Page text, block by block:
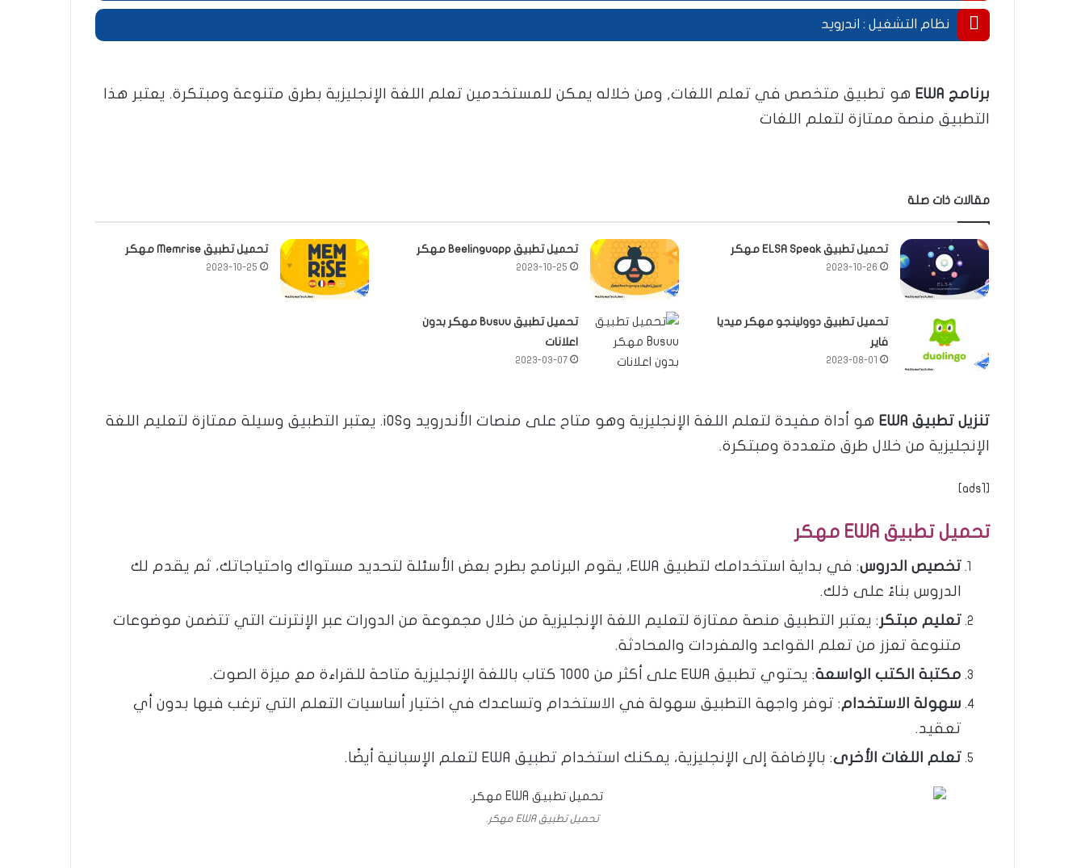
.
نظام التشغيل : اندرويد
برنامج EWA
هو تطبيق متخصص في تعلم اللغات, ومن خلاله يمكن للمستخدمين تعلم اللغة الإنجليزية بطرق متنوعة ومبتكرة. يعتبر هذا
التطبيق منصة ممتازة لتعلم اللغات
مقالات ذات صلة
تحميل تطبيق ELSA Speak مهكر
2023-10-26
تحميل تطبيق Beelinguapp مهكر
2023-10-25
تحميل تطبيق Memrise مهكر
2023-10-25
تحميل تطبيق دوولينجو مهكر ميديا
فاير
2023-08-01
تحميل تطبيق Busuu مهكر بدون
اعلانات
2023-03-07
تنزيل تطبيق EWA
هو أداة مفيدة لتعلم اللغة الإنجليزية وهو متاح على منصات الأندرويد وiOS. يعتبر التطبيق وسيلة ممتازة لتعليم اللغة
الإنجليزية من خلال طرق متعددة ومبتكرة.
[ads1]
تحميل تطبيق EWA مهكر
تخصيص الدروس
: في بداية استخدامك لتطبيق EWA، يقوم البرنامج بطرح بعض الأسئلة لتحديد مستواك واحتياجاتك، ثم يقدم لك
الدروس بناءً على ذلك​​.
تعليم مبتكر : يعتبر التطبيق منصة ممتازة لتعليم اللغة الإنجليزية من خلال مجموعة من الدورات عبر الإنترنت التي تتضمن موضوعات
متنوعة تعزز من تعلم القواعد والمفردات والمحادثة​​.
مكتبة الكتب الواسعة: يحتوي تطبيق EWA على أكثر من 1000 كتاب باللغة الإنجليزية متاحة للقراءة مع ميزة الصوت​​.
سهولة الاستخدام: توفر واجهة التطبيق سهولة في الاستخدام وتساعدك في اختيار أساسيات التعلم التي ترغب فيها بدون أي
تعقيد​​.
تعلم اللغات الأخرى: بالإضافة إلى الإنجليزية، يمكنك استخدام تطبيق EWA لتعلم الإسبانية أيضًا​​.
تحميل تطبيق EWA مهكر.